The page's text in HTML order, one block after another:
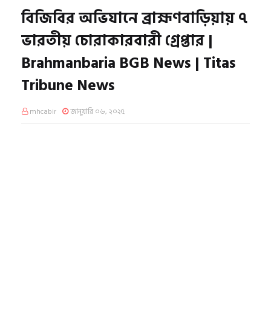
বিজিবির অভিযানে ব্রাহ্মণবাড়িয়ায় ৭
ভারতীয় চোরাকারবারী গ্রেপ্তার |
Brahmanbaria BGB News | Titas
Tribune News
mhcabir জানুয়ারি ০৬, ২০২৫